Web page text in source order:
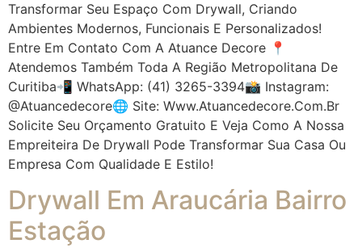
Transformar Seu Espaço Com Drywall, Criando
Ambientes Modernos, Funcionais E Personalizados!
Entre Em Contato Com A Atuance Decore 📍
Atendemos Também Toda A Região Metropolitana De
Curitiba📲 WhatsApp: (41) 3265-3394📸 Instagram:
@atuancedecore🌐 Site: Www.atuancedecore.com.br
Solicite Seu Orçamento Gratuito E Veja Como A Nossa
Empreiteira De Drywall Pode Transformar Sua Casa Ou
Empresa Com Qualidade E Estilo!
Drywall Em Araucária Bairro
Estação